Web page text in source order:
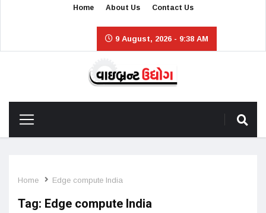
Home About Us Contact Us
9 August, 2026 - 9:38 AM
Home Edge compute India
Tag: Edge compute India